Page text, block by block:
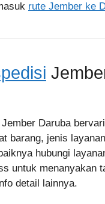
rute Jember ke
Daruba
barang, jenis
hubungi
untuk menanyakan
detail lainnya.